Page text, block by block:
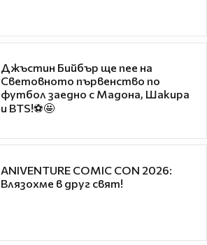
Джъстин Бийбър ще пее на
Световното първенство по
футбол заедно с Мадона, Шакира
и BTS!⚽🤩
ANIVENTURE COMIC CON 2026:
Влязохме в друг свят!